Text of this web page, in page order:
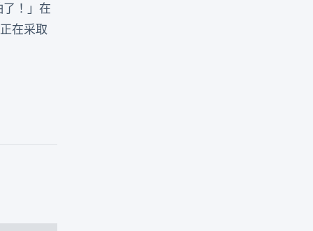
！」在
在采取